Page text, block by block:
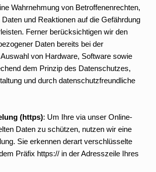
Wahrnehmung von Betroffenenrechten,
und Reaktionen auf die Gefährdung
Ferner berücksichtigen wir den
Daten bereits bei der
von Hardware, Software sowie
dem Prinzip des Datenschutzes,
und durch datenschutzfreundliche
(https): Um Ihre via unser Online-
Daten zu schützen, nutzen wir eine
Sie erkennen derart verschlüsselte
Präfix https:// in der Adresszeile Ihres